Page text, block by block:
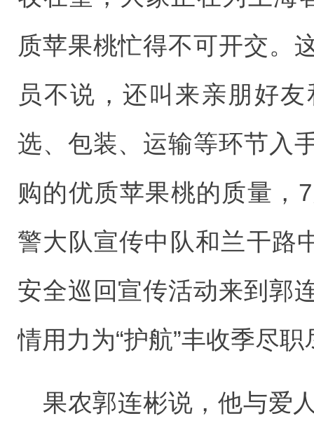
质苹果桃忙得不可开交。
员不说，还叫来亲朋好
选、包装、运输等环节入
购的优质苹果桃的质量，
警大队宣传中队和兰干路
安全巡回宣传活动来到郭
情用力为“护航”丰收季尽职
果农郭连彬说，他与爱